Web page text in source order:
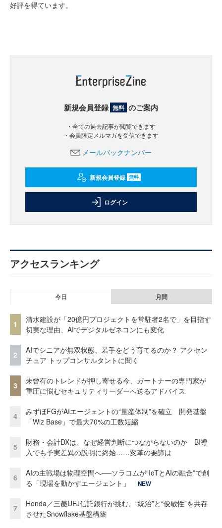
好評を得ています。
新規会員登録 無料 のご案内
・全ての過去記事が閲覧できます
・会員限定メルマガを受信できます
メールバックナンバー
新規会員登録 無料
ログイン
アクセスランキング
今日 月間
1
清水建設が「20億円プロジェクトを常駐者2名で」を目指す
切実な理由、AIでデジタルゼネコンにも変化
2
AIでシニアが無双状態、若手をどう育てるのか？ アクセン
チュア トップコンサルタントに聞く
3
未曾有のトレンドが押し寄せる今、ガートナーの専門家が
重圧に悩むセキュリティリーダーへ送るアドバイス
4
みずほFGがAIエージェントの“量産体制”を確立 開発基盤
「Wiz Base」で最大70%の工数短縮
5
財務・会計DXは、なぜ経営判断につながらないのか BI導
入でも予実差異の説明に終始……変革の要諦は
6
AIの主戦場は物理空間へ──ソラコムが“IoTとAIの融合”で創
る「現場を動かすエージェント」
NEW
7
Honda／三菱UFJ信託銀行が挑む、“統治”と“俊敏性”を共存
させたSnowflake基盤構築